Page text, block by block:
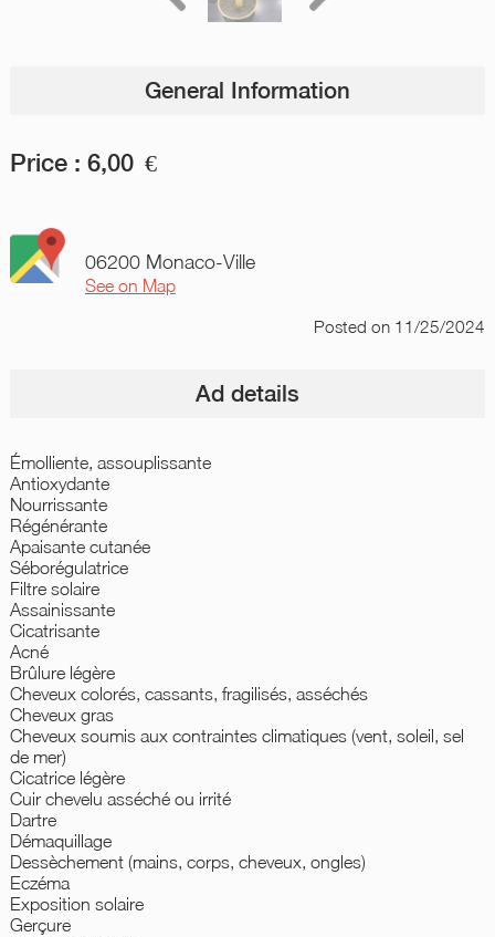
General Information
Price : 6,00 €
06200 Monaco-Ville
See on Map
Postedon 11/25/2024
Ad details
Émolliente, assouplissante
Antioxydante
Nourrissante
Régénérante
Apaisante cutanée
Séborégulatrice
Filtre solaire
Assainissante
Cicatrisante
Acné
Brûlure légère
Cheveux colorés, cassants, fragilisés, asséchés
Cheveux gras
Cheveux soumis aux contraintes climatiques (vent, soleil, sel
de mer)
Cicatrice légère
Cuir chevelu asséché ou irrité
Dartre
Démaquillage
Dessèchement (mains, corps, cheveux, ongles)
Eczéma
Exposition solaire
Gerçure